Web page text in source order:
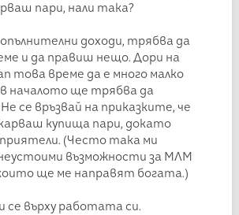
пари, нали така?
доходи, трябва да
и да правиш нещо. Дори на
това време да е много малко
в началото ще трябва да
се връзвай на приказките, че
купища пари, докато
(Често така ми
възможности за МЛМ
ще ме направят богата.)
се върху работата си.